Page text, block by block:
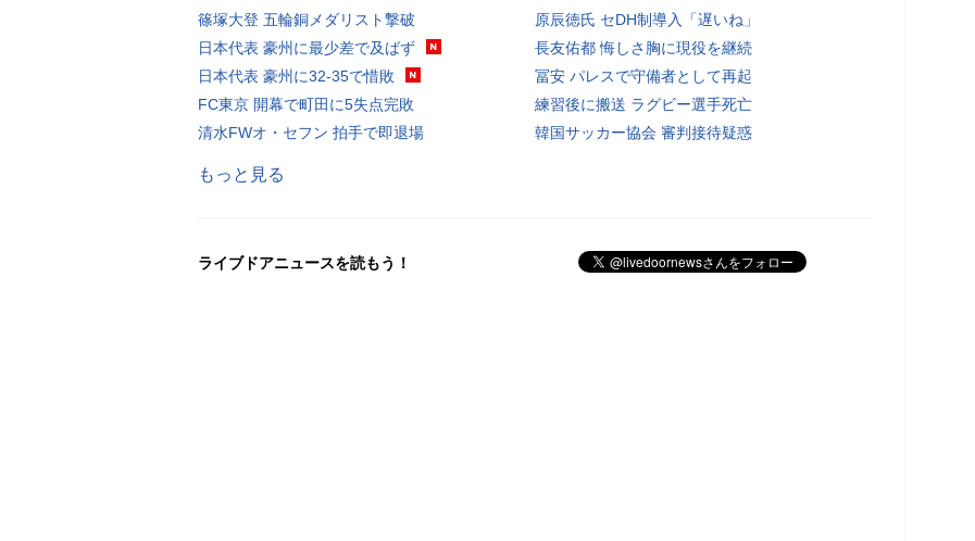
篠塚大登 五輪銅メダリスト撃破
日本代表 豪州に最少差で及ばず
日本代表 豪州に32-35で惜敗
FC東京 開幕で町田に5失点完敗
清水FWオ・セフン 拍手で即退場
原辰徳氏 セDH制導入「遅いね」
長友佑都 悔しさ胸に現役を継続
冨安 パレスで守備者として再起
練習後に搬送 ラグビー選手死亡
韓国サッカー協会 審判接待疑惑
もっと見る
ライブドアニュースを読もう！